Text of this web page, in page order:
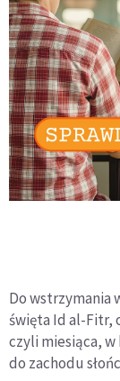
Do wstrzymania
święta Id al-Fitr,
czyli miesiąca,
do zachodu